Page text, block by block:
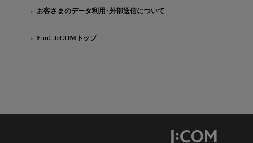
お客さまのデータ利用･外部送信について
Fun! J:COMトップ